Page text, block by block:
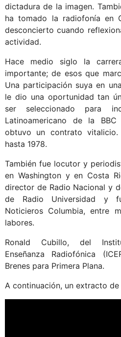
dictadura de la imagen.
ha tomado la radiofonía en
desconcierto cuando
actividad.
Hace medio siglo la
importante; de esos que
Una participación suya en
le dio una oportunidad tan
ser seleccionado para
Latinoamericano de la
obtuvo un contrato
hasta 1978.
También fue locutor y
en Washington y en Costa
director de Radio Nacional y
de Radio Universidad y
Noticieros Columbia, entre
labores.
Ronald Cubillo, del
Enseñanza Radiofónica
Brenes para Primera Plana.
A continuación, un extracto